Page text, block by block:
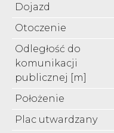
Dojazd
Otoczenie
Odległość do
komunikacji
publicznej [m]
Położenie
Plac utwardzany